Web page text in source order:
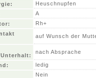
Heuschnupfen
A
Rh+
auf Wunsch der
nach Absprache
ledig
Nein